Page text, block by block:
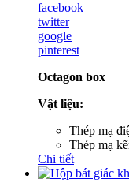
facebook
twitter
google
pinterest
Octagon box
Vật liệu:
Thép mạ
Thép mạ
Chi tiết